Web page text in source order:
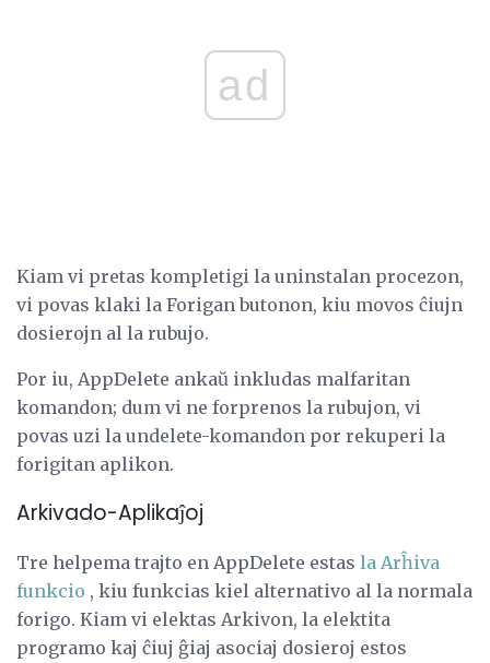
ad
Kiam vi pretas kompletigi la uninstalan procezon,
vi povas klaki la Forigan butonon, kiu movos ĉiujn
dosierojn al la rubujo.
Por iu, AppDelete ankaŭ inkludas malfaritan
komandon; dum vi ne forprenos la rubujon, vi
povas uzi la undelete-komandon por rekuperi la
forigitan aplikon.
Arkivado-Aplikaĵoj
Tre helpema trajto en AppDelete estas la Arĥiva
funkcio , kiu funkcias kiel alternativo al la normala
forigo. Kiam vi elektas Arkivon, la elektita
programo kaj ĉiuj ĝiaj asociaj dosieroj estos